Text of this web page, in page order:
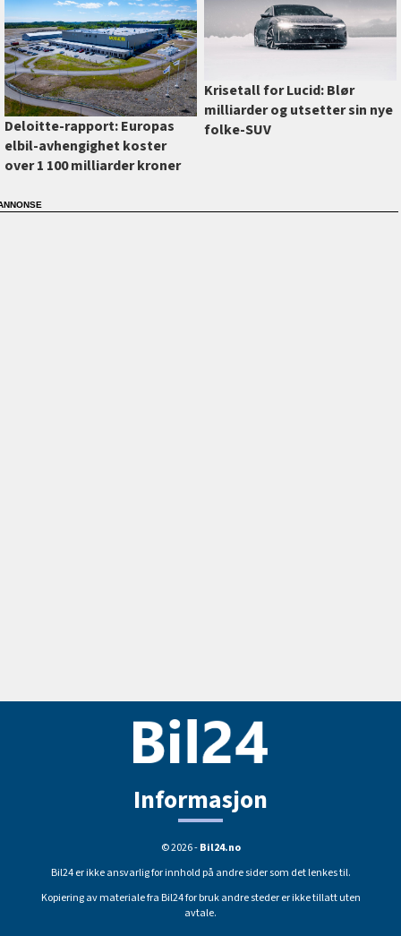
Deloitte-rapport: Europas
elbil-avhengighet koster
over 1 100 milliarder kroner
Krisetall for Lucid: Blør
milliarder og utsetter sin nye
folke-SUV
Informasjon
© 2026 -Bil24.no
Bil24 er ikke ansvarlig for innhold på andre sider som det lenkes til.
Kopiering av materiale fra Bil24 for bruk andre steder er ikke tillatt uten
avtale.